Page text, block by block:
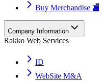
Buy Merchandise 🏬
Company Information
Rakko Web Services
ID
WebSite M&A